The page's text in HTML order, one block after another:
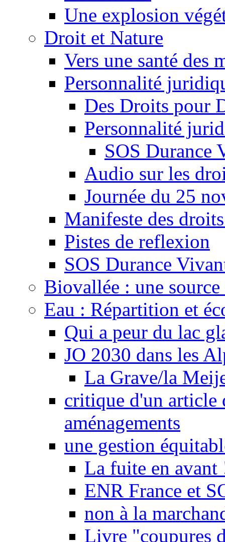
Une explosion
Droit et Nature
Vers une santé des
Personnalité
Des Droits pour
Personnalité
SOS Durance
Audio sur les
Journée du 25
Manifeste des
Pistes de reflexion
SOS Durance
Biovallée : une
Eau : Répartition et
Qui a peur du lac
JO 2030 dans les
La Grave/la
critique d'un article
aménagements
une gestion
La fuite en avant
ENR France et
non à la
Livre "coupures